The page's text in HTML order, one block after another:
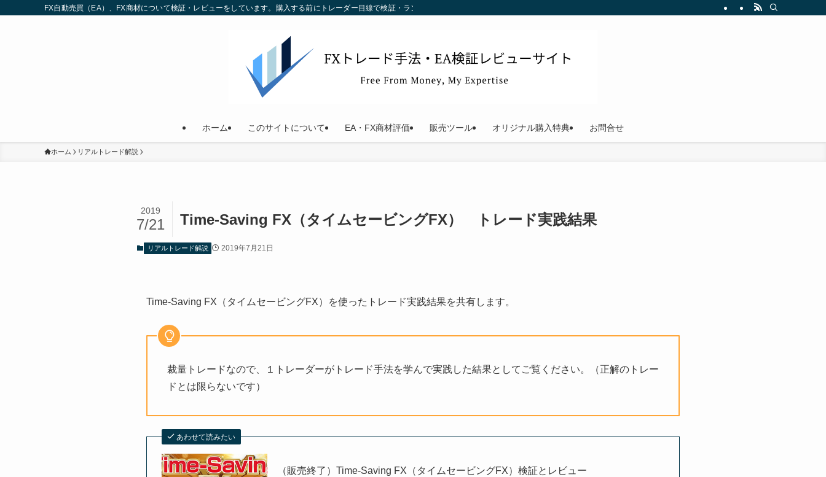
FX自動売買（EA）、FX商材について検証・レビューをしています。購入する前にトレーダー目線で検証・ランキング化している当サイトをご利用ください
ホーム このサイトについて EA・FX商材評価 販売ツール オリジナル購入特典 お問合せ
ホーム リアルトレード解説
Time-Saving FX（タイムセービングFX） トレード実践結果
2019
7/21
リアルトレード解説 2019年7月21日
Time-Saving FX（タイムセービングFX）を使ったトレード実践結果を共有します。
裁量トレードなので、１トレーダーがトレード手法を学んで実践した結果としてご覧ください。（正解のトレー
ドとは限らないです）
あわせて読みたい
（販売終了）Time-Saving FX（タイムセービングFX）検証とレビュー